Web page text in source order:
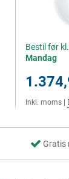
Bestil før
Mandag
Inkl. moms
Gratis